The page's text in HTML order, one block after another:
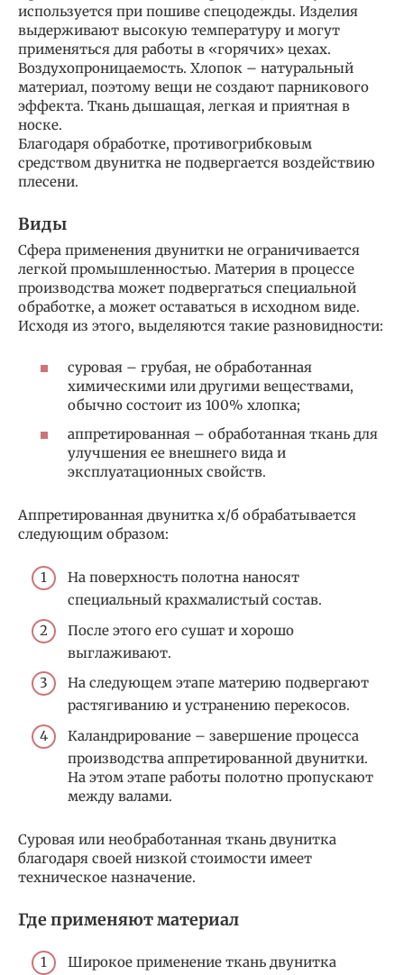
используется при пошиве спецодежды. Изделия
выдерживают высокую температуру и могут
применяться для работы в «горячих» цехах.
Воздухопроницаемость. Хлопок – натуральный
материал, поэтому вещи не создают парникового
эффекта. Ткань дышащая, легкая и приятная в
носке.
Благодаря обработке, противогрибковым
средством двунитка не подвергается воздействию
плесени.
Виды
Сфера применения двунитки не ограничивается
легкой промышленностью. Материя в процессе
производства может подвергаться специальной
обработке, а может оставаться в исходном виде.
Исходя из этого, выделяются такие разновидности:
суровая – грубая, не обработанная
химическими или другими веществами,
обычно состоит из 100% хлопка;
аппретированная – обработанная ткань для
улучшения ее внешнего вида и
эксплуатационных свойств.
Аппретированная двунитка х/б обрабатывается
следующим образом:
На поверхность полотна наносят
специальный крахмалистый состав.
После этого его сушат и хорошо
выглаживают.
На следующем этапе материю подвергают
растягиванию и устранению перекосов.
Каландрирование – завершение процесса
производства аппретированной двунитки.
На этом этапе работы полотно пропускают
между валами.
Суровая или необработанная ткань двунитка
благодаря своей низкой стоимости имеет
техническое назначение.
Где применяют материал
Широкое применение ткань двунитка